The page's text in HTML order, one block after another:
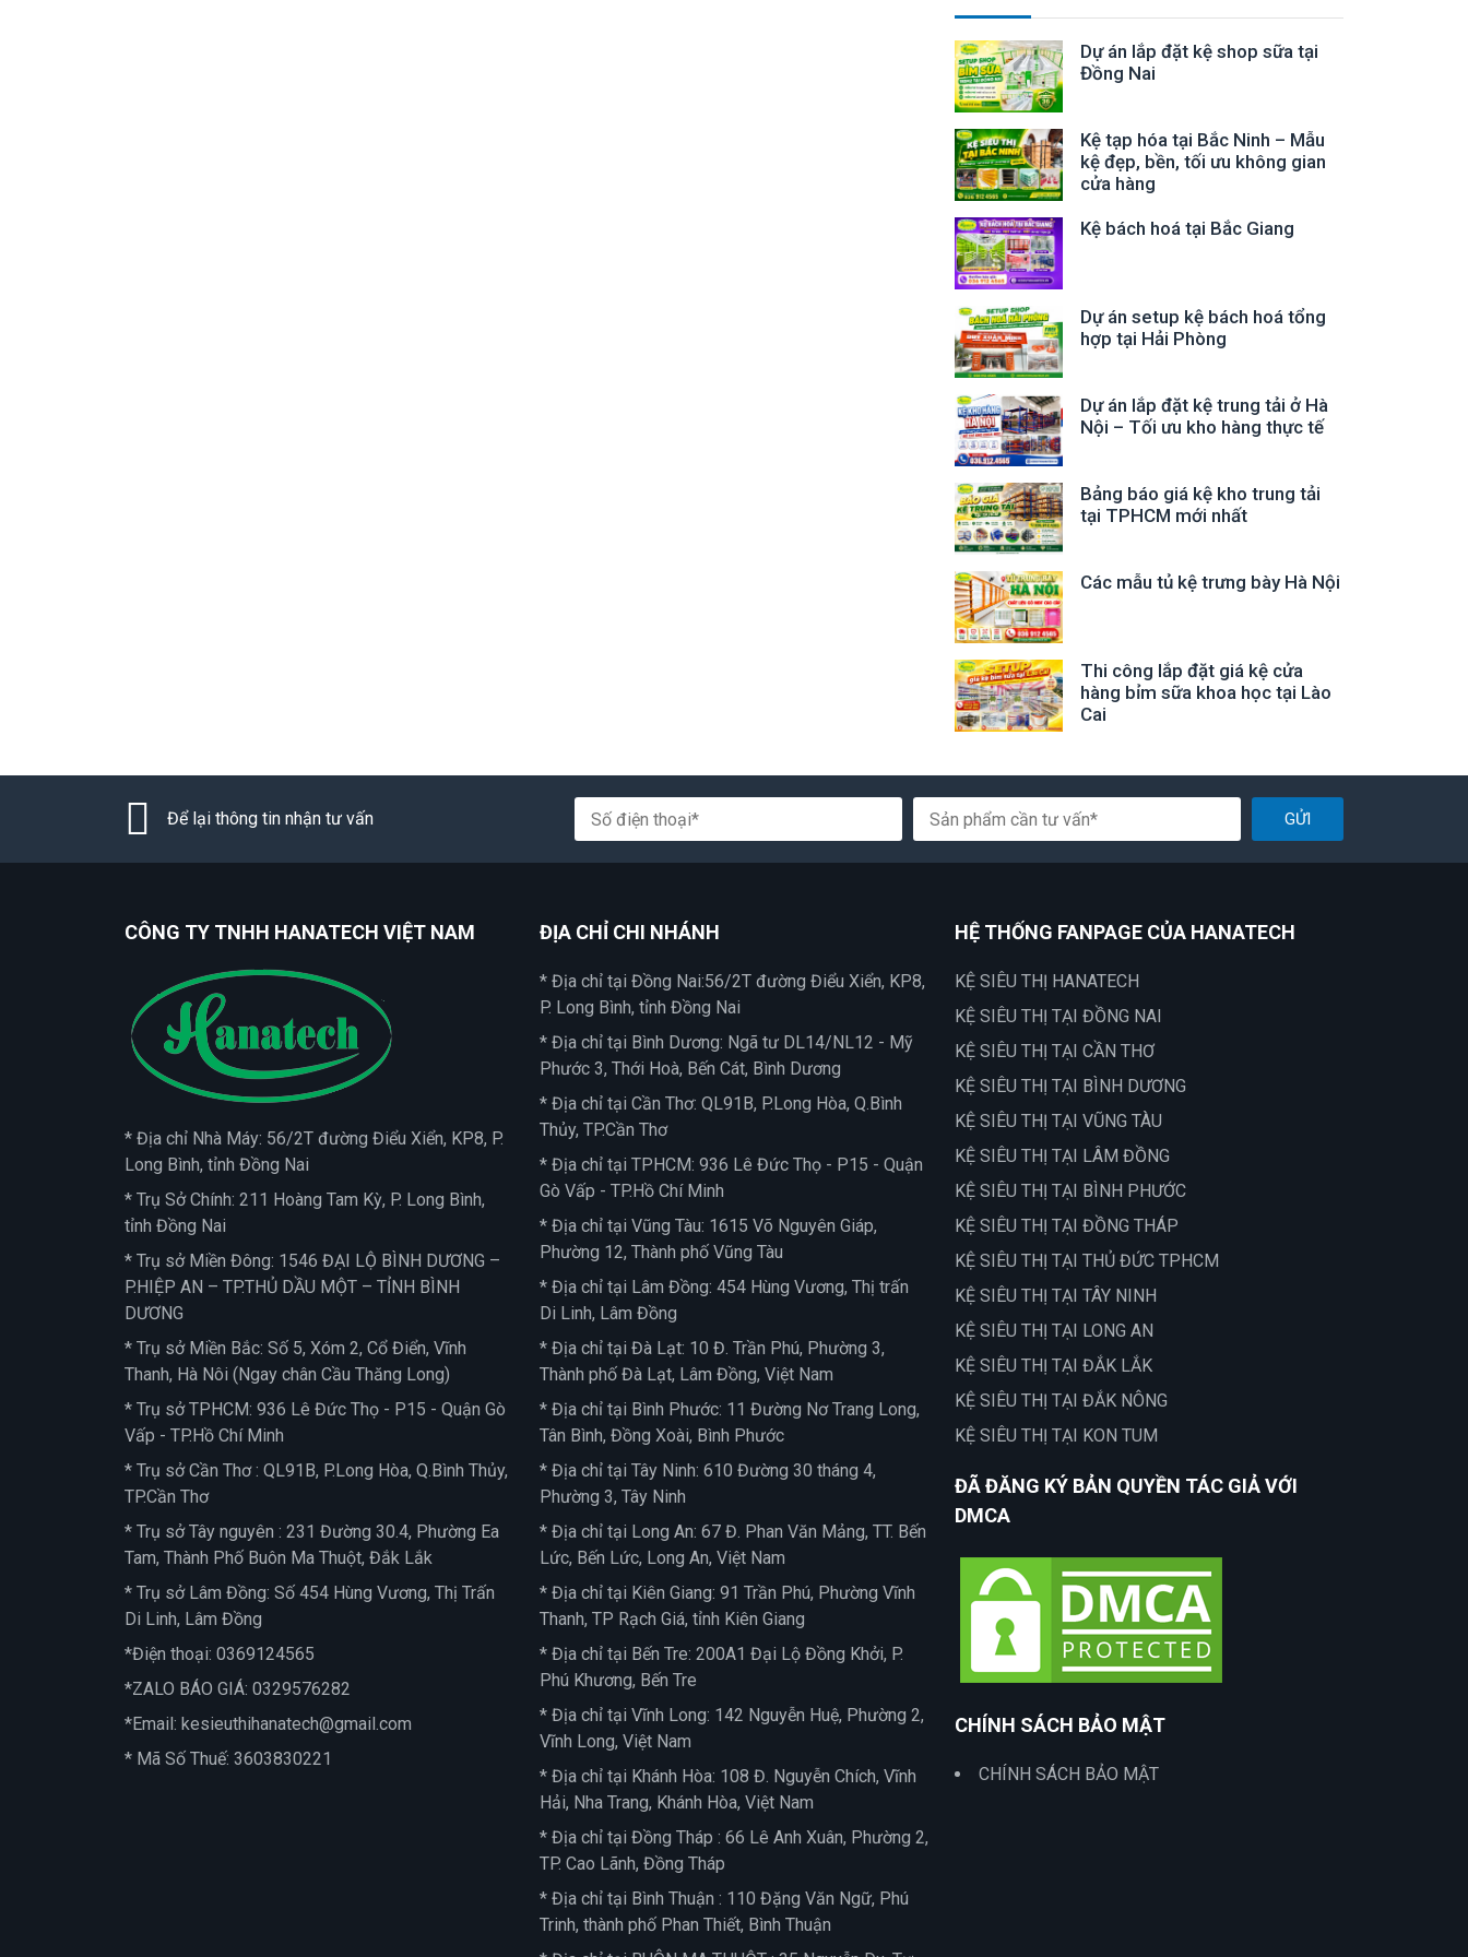
Dự án lắp đặt kệ shop sữa tại
Đồng Nai
Kệ tạp hóa tại Bắc Ninh – Mẫu
kệ đẹp, bền, tối ưu không gian
cửa hàng
Kệ bách hoá tại Bắc Giang
Dự án setup kệ bách hoá tổng
hợp tại Hải Phòng
Dự án lắp đặt kệ trung tải ở Hà
Nội – Tối ưu kho hàng thực tế
Bảng báo giá kệ kho trung tải
tại TPHCM mới nhất
Các mẫu tủ kệ trưng bày Hà Nội
Thi công lắp đặt giá kệ cửa
hàng bỉm sữa khoa học tại Lào
Cai
Để lại thông tin nhận tư vấn GỬI
CÔNG TY TNHH HANATECH VIỆT NAM
* Địa chỉ Nhà Máy: 56/2T đường Điểu Xiển, KP8, P.
Long Bình, tỉnh Đồng Nai
* Trụ Sở Chính: 211 Hoàng Tam Kỳ, P. Long Bình,
tỉnh Đồng Nai
* Trụ sở Miền Đông: 1546 ĐẠI LỘ BÌNH DƯƠNG –
P.HIỆP AN – TP.THỦ DẦU MỘT – TỈNH BÌNH
DƯƠNG
* Trụ sở Miền Bắc: Số 5, Xóm 2, Cổ Điển, Vĩnh
Thanh, Hà Nôi (Ngay chân Cầu Thăng Long)
* Trụ sở TPHCM: 936 Lê Đức Thọ - P15 - Quận Gò
Vấp - TP.Hồ Chí Minh
* Trụ sở Cần Thơ : QL91B, P.Long Hòa, Q.Bình Thủy,
TP.Cần Thơ
* Trụ sở Tây nguyên : 231 Đường 30.4, Phường Ea
Tam, Thành Phố Buôn Ma Thuột, Đắk Lắk
* Trụ sở Lâm Đồng: Số 454 Hùng Vương, Thị Trấn
Di Linh, Lâm Đồng
*Điện thoại: 0369124565
*ZALO BÁO GIÁ: 0329576282
*Email: kesieuthihanatech@gmail.com
* Mã Số Thuế: 3603830221
ĐỊA CHỈ CHI NHÁNH
* Địa chỉ tại Đồng Nai:56/2T đường Điểu Xiển, KP8,
P. Long Bình, tỉnh Đồng Nai
* Địa chỉ tại Bình Dương: Ngã tư DL14/NL12 - Mỹ
Phước 3, Thới Hoà, Bến Cát, Bình Dương
* Địa chỉ tại Cần Thơ: QL91B, P.Long Hòa, Q.Bình
Thủy, TP.Cần Thơ
* Địa chỉ tại TPHCM: 936 Lê Đức Thọ - P15 - Quận
Gò Vấp - TP.Hồ Chí Minh
* Địa chỉ tại Vũng Tàu: 1615 Võ Nguyên Giáp,
Phường 12, Thành phố Vũng Tàu
* Địa chỉ tại Lâm Đồng: 454 Hùng Vương, Thị trấn
Di Linh, Lâm Đồng
* Địa chỉ tại Đà Lạt: 10 Đ. Trần Phú, Phường 3,
Thành phố Đà Lạt, Lâm Đồng, Việt Nam
* Địa chỉ tại Bình Phước: 11 Đường Nơ Trang Long,
Tân Bình, Đồng Xoài, Bình Phước
* Địa chỉ tại Tây Ninh: 610 Đường 30 tháng 4,
Phường 3, Tây Ninh
* Địa chỉ tại Long An: 67 Đ. Phan Văn Mảng, TT. Bến
Lức, Bến Lức, Long An, Việt Nam
* Địa chỉ tại Kiên Giang: 91 Trần Phú, Phường Vĩnh
Thanh, TP Rạch Giá, tỉnh Kiên Giang
* Địa chỉ tại Bến Tre: 200A1 Đại Lộ Đồng Khởi, P.
Phú Khương, Bến Tre
* Địa chỉ tại Vĩnh Long: 142 Nguyễn Huệ, Phường 2,
Vĩnh Long, Việt Nam
* Địa chỉ tại Khánh Hòa: 108 Đ. Nguyễn Chích, Vĩnh
Hải, Nha Trang, Khánh Hòa, Việt Nam
* Địa chỉ tại Đồng Tháp : 66 Lê Anh Xuân, Phường 2,
TP. Cao Lãnh, Đồng Tháp
* Địa chỉ tại Bình Thuận : 110 Đặng Văn Ngữ, Phú
Trinh, thành phố Phan Thiết, Bình Thuận
HỆ THỐNG FANPAGE CỦA HANATECH
KỆ SIÊU THỊ HANATECH
KỆ SIÊU THỊ TẠI ĐỒNG NAI
KỆ SIÊU THỊ TẠI CẦN THƠ
KỆ SIÊU THỊ TẠI BÌNH DƯƠNG
KỆ SIÊU THỊ TẠI VŨNG TÀU
KỆ SIÊU THỊ TẠI LÂM ĐỒNG
KỆ SIÊU THỊ TẠI BÌNH PHƯỚC
KỆ SIÊU THỊ TẠI ĐỒNG THÁP
KỆ SIÊU THỊ TẠI THỦ ĐỨC TPHCM
KỆ SIÊU THỊ TẠI TÂY NINH
KỆ SIÊU THỊ TẠI LONG AN
KỆ SIÊU THỊ TẠI ĐẮK LẮK
KỆ SIÊU THỊ TẠI ĐẮK NÔNG
KỆ SIÊU THỊ TẠI KON TUM
ĐÃ ĐĂNG KÝ BẢN QUYỀN TÁC GIẢ VỚI
DMCA
CHÍNH SÁCH BẢO MẬT
CHÍNH SÁCH BẢO MẬT